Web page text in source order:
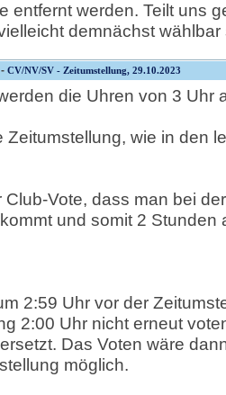
entfernt werden. Teilt uns
demnächst wählbar
CV/NV/SV - Zeitumstellung, 29.10.2023
die Uhren von 3 Uhr
Zeitumstellung, wie in den
Club-Vote, dass man bei
und somit 2 Stunden
2:59 Uhr vor der
2:00 Uhr nicht erneut
Das Voten wäre
möglich.